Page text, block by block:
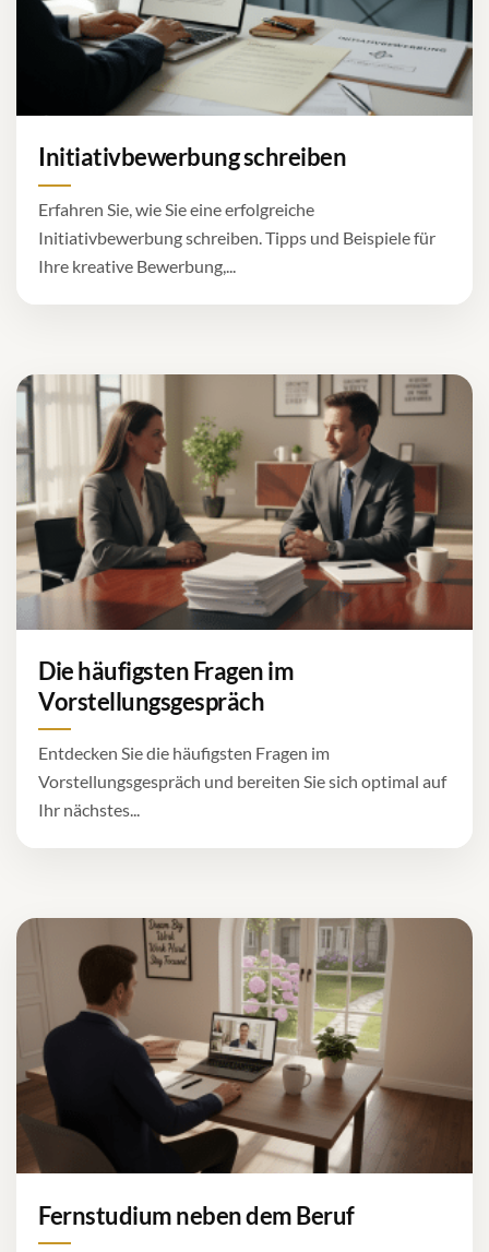
Initiativbewerbung schreiben
Erfahren Sie, wie Sie eine erfolgreiche
Initiativbewerbung schreiben. Tipps und Beispiele für
Ihre kreative Bewerbung,...
Die häufigsten Fragen im
Vorstellungsgespräch
Entdecken Sie die häufigsten Fragen im
Vorstellungsgespräch und bereiten Sie sich optimal auf
Ihr nächstes...
Fernstudium neben dem Beruf